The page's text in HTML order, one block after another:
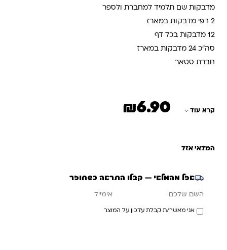
מדבקות שם תלמיד למחברת ולספר
2 דפי מדבקות במארז
12 מדבקות בכל דף
סה”כ 24 מדבקות במארז
חברת סטאר
קרא עוד ₪6.90
המלאי אזל
אזל מהמלאי — קבלו התראה כשחוזר
אני מאשר/ת קבלת עדכון על המוצר